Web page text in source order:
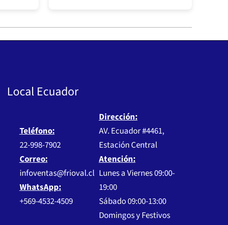
Local Ecuador
Teléfono:
22-998-7902
Dirección:
AV. Ecuador #4461,
Estación Central
Correo:
infoventas@frioval.cl
WhatsApp:
+569-4532-4509
Atención:
Lunes a Viernes 09:00-
19:00
Sábado 09:00-13:00
Domingos y Festivos